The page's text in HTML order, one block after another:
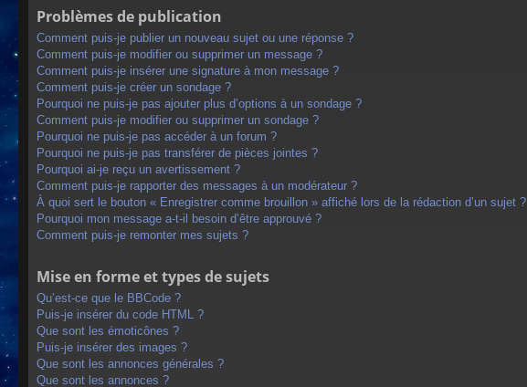
Problèmes de publication
Comment puis-je publier un nouveau sujet ou une réponse ?
Comment puis-je modifier ou supprimer un message ?
Comment puis-je insérer une signature à mon message ?
Comment puis-je créer un sondage ?
Pourquoi ne puis-je pas ajouter plus d’options à un sondage ?
Comment puis-je modifier ou supprimer un sondage ?
Pourquoi ne puis-je pas accéder à un forum ?
Pourquoi ne puis-je pas transférer de pièces jointes ?
Pourquoi ai-je reçu un avertissement ?
Comment puis-je rapporter des messages à un modérateur ?
À quoi sert le bouton « Enregistrer comme brouillon » affiché lors de la rédaction d’un sujet ?
Pourquoi mon message a-t-il besoin d’être approuvé ?
Comment puis-je remonter mes sujets ?
Mise en forme et types de sujets
Qu’est-ce que le BBCode ?
Puis-je insérer du code HTML ?
Que sont les émoticônes ?
Puis-je insérer des images ?
Que sont les annonces générales ?
Que sont les annonces ?